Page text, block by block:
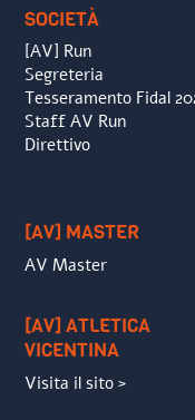
SOCIETÀ
[AV] Run
Segreteria
Tesseramento Fidal
Staff AV Run
Direttivo
[AV] MASTER
AV Master
[AV] ATLETICA
VICENTINA
Visita il sito >